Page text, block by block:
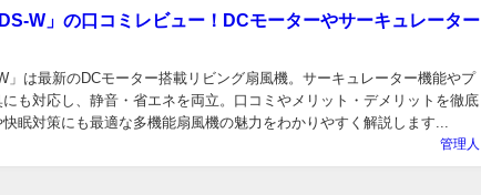
W」の口コミレビュー！DCモーターやサーキュレーター
」は最新のDCモーター搭載リビング扇風機。サーキュレーター機能やプ
も対応し、静音・省エネを両立。口コミやメリット・デメリットを徹底
眠対策にも最適な多機能扇風機の魅力をわかりやすく解説します...
管理人